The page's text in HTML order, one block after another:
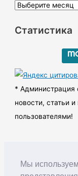
Мы
А
х
ы
Статистика
* Администрация
новости, статьи
пользователями!